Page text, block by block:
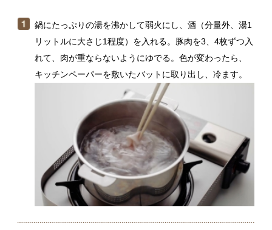
キュウリは5cm長さに切ってから、縦6等分に切る。